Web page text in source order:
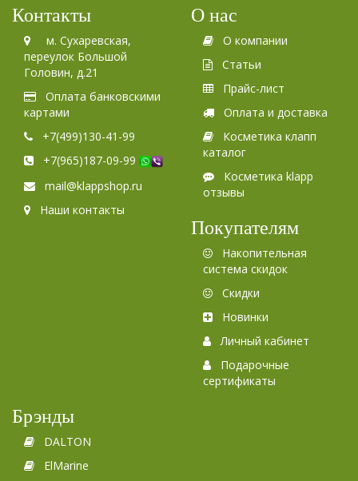
Контакты
м. Сухаревская,
переулок Большой
Головин, д.21
Оплата банковскими
картами
+7(499)130-41-99
+7(965)187-09-99
mail@klappshop.ru
Наши контакты
О нас
О компании
Статьи
Прайс-лист
Оплата и доставка
Косметика клапп
каталог
Косметика klapp
отзывы
Покупателям
Накопительная
система скидок
Скидки
Новинки
Личный кабинет
Подарочные
сертификаты
Брэнды
DALTON
ElMarine